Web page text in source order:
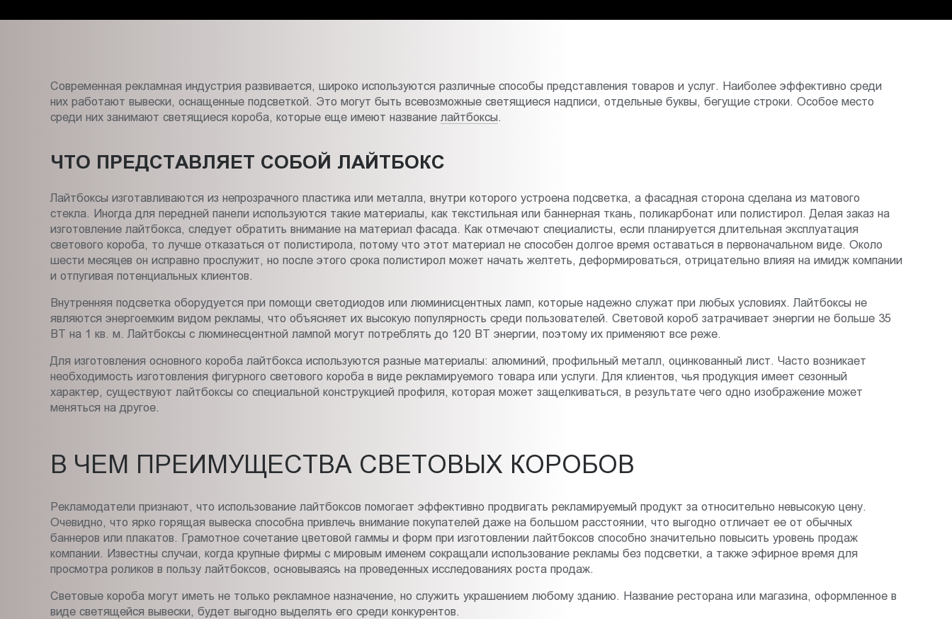
Современная рекламная индустрия развивается, широко используются различные способы представления товаров и услуг. Наиболее эффективно среди
них работают вывески, оснащенные подсветкой. Это могут быть всевозможные светящиеся надписи, отдельные буквы, бегущие строки. Особое место
среди них занимают светящиеся короба, которые еще имеют название лайтбоксы.
ЧТО ПРЕДСТАВЛЯЕТ СОБОЙ ЛАЙТБОКС
Лайтбоксы изготавливаются из непрозрачного пластика или металла, внутри которого устроена подсветка, а фасадная сторона сделана из матового
стекла. Иногда для передней панели используются такие материалы, как текстильная или баннерная ткань, поликарбонат или полистирол. Делая заказ на
изготовление лайтбокса, следует обратить внимание на материал фасада. Как отмечают специалисты, если планируется длительная эксплуатация
светового короба, то лучше отказаться от полистирола, потому что этот материал не способен долгое время оставаться в первоначальном виде. Около
шести месяцев он исправно прослужит, но после этого срока полистирол может начать желтеть, деформироваться, отрицательно влияя на имидж компании
и отпугивая потенциальных клиентов.
Внутренняя подсветка оборудуется при помощи светодиодов или люминисцентных ламп, которые надежно служат при любых условиях. Лайтбоксы не
являются энергоемким видом рекламы, что объясняет их высокую популярность среди пользователей. Световой короб затрачивает энергии не больше 35
ВТ на 1 кв. м. Лайтбоксы с люминесцентной лампой могут потреблять до 120 ВТ энергии, поэтому их применяют все реже.
Для изготовления основного короба лайтбокса используются разные материалы: алюминий, профильный металл, оцинкованный лист. Часто возникает
необходимость изготовления фигурного светового короба в виде рекламируемого товара или услуги. Для клиентов, чья продукция имеет сезонный
характер, существуют лайтбоксы со специальной конструкцией профиля, которая может защелкиваться, в результате чего одно изображение может
меняться на другое.
В ЧЕМ ПРЕИМУЩЕСТВА СВЕТОВЫХ КОРОБОВ
Рекламодатели признают, что использование лайтбоксов помогает эффективно продвигать рекламируемый продукт за относительно невысокую цену.
Очевидно, что ярко горящая вывеска способна привлечь внимание покупателей даже на большом расстоянии, что выгодно отличает ее от обычных
баннеров или плакатов. Грамотное сочетание цветовой гаммы и форм при изготовлении лайтбоксов способно значительно повысить уровень продаж
компании. Известны случаи, когда крупные фирмы с мировым именем сокращали использование рекламы без подсветки, а также эфирное время для
просмотра роликов в пользу лайтбоксов, основываясь на проведенных исследованиях роста продаж.
Световые короба могут иметь не только рекламное назначение, но служить украшением любому зданию. Название ресторана или магазина, оформленное в
виде светящейся вывески, будет выгодно выделять его среди конкурентов.